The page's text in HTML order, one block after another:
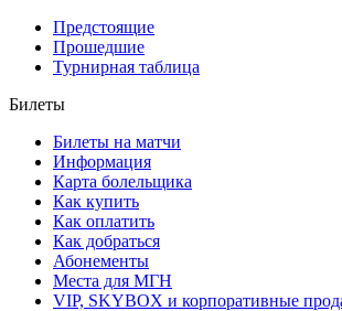
Предстоящие
Прошедшие
Турнирная таблица
Билеты
Билеты на матчи
Информация
Карта болельщика
Как купить
Как оплатить
Как добраться
Абонементы
Места для МГН
VIP, SKYBOX и корпоративные